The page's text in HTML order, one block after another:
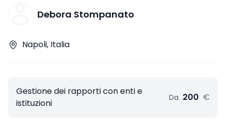
Debora Stompanato
Napoli, Italia
Gestione dei rapporti con enti e
istituzioni
Da 200 €